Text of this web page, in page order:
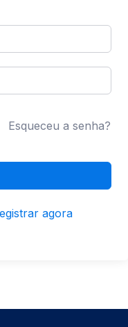
Esqueceu a senha?
agora